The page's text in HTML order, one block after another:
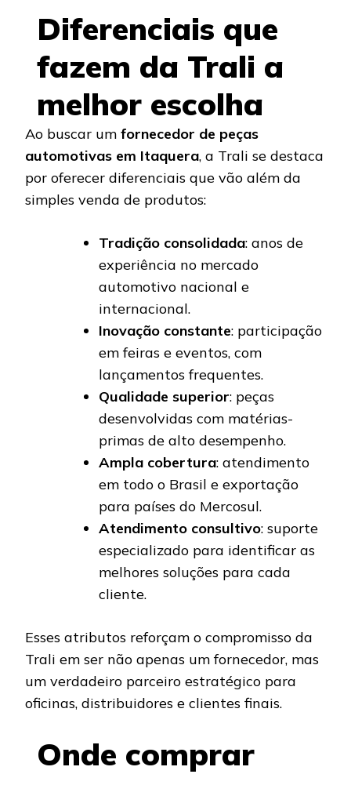
Diferenciais que
fazem da Trali a
melhor escolha
Ao buscar um fornecedor de peças
automotivas em Itaquera, a Trali se destaca
por oferecer diferenciais que vão além da
simples venda de produtos:
Tradição consolidada: anos de
experiência no mercado
automotivo nacional e
internacional.
Inovação constante: participação
em feiras e eventos, com
lançamentos frequentes.
Qualidade superior: peças
desenvolvidas com matérias-
primas de alto desempenho.
Ampla cobertura: atendimento
em todo o Brasil e exportação
para países do Mercosul.
Atendimento consultivo: suporte
especializado para identificar as
melhores soluções para cada
cliente.
Esses atributos reforçam o compromisso da
Trali em ser não apenas um fornecedor, mas
um verdadeiro parceiro estratégico para
oficinas, distribuidores e clientes finais.
Onde comprar